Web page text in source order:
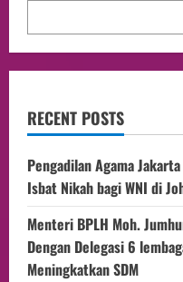
RECENT POSTS
Pengadilan Agama
Isbat Nikah bagi WNI di
Menteri BPLH Moh.
Dengan Delegasi 6
Meningkatkan SDM